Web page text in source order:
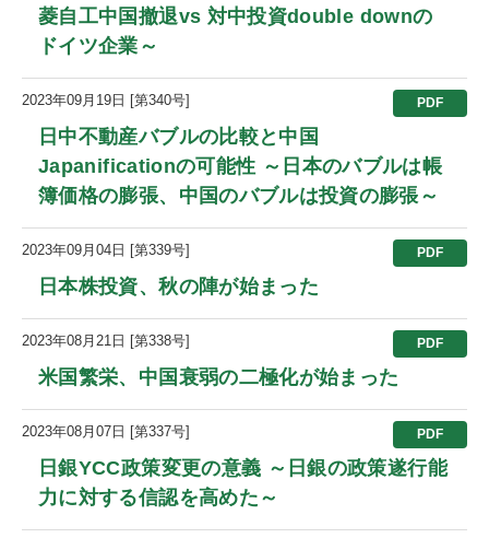
菱自工中国撤退vs 対中投資double downの
ドイツ企業～
PDF
2023年09月19日 [第340号]
日中不動産バブルの比較と中国
Japanificationの可能性 ～日本のバブルは帳
簿価格の膨張、中国のバブルは投資の膨張～
PDF
2023年09月04日 [第339号]
日本株投資、秋の陣が始まった
PDF
2023年08月21日 [第338号]
米国繁栄、中国衰弱の二極化が始まった
PDF
2023年08月07日 [第337号]
日銀YCC政策変更の意義 ～日銀の政策遂行能
力に対する信認を高めた～